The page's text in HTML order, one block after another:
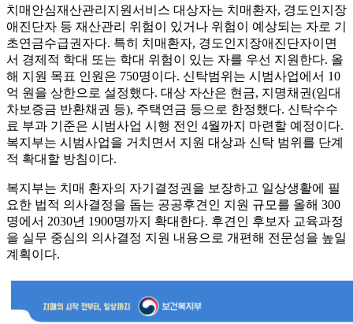
치매안심재산관리지원서비스 대상자는 치매환자, 경도인지장
애진단자 등 재산관리 위험이 있거나 위험이 예상되는 자로 기
초연금수급권자다. 특히 치매환자, 경도인지장애진단자이면
서 경제적 학대 또는 학대 위험이 있는 자를 우선 지원한다. 올
해 지원 목표 인원은 750명이다. 신탁범위는 시범사업에서 10
억 원을 상한으로 설정했다. 대상 자산은 현금, 지명채권(임대
차보증금 반환채권 등), 주택연금 등으로 한정했다. 신탁수수
료 부과 기준은 시범사업 시행 전인 4월까지 마련할 예정이다.
복지부는 시범사업을 거치면서 지원 대상과 신탁 범위를 단계
적 확대할 방침이다.
복지부는 치매 환자의 자기결정권을 보장하고 일상생활에 필
요한 법적 의사결정을 돕는 공공후견인 지원 규모를 올해 300
명에서 2030년 1900명까지 확대한다. 후견인 후보자 교육과정
을 실무 중심의 의사결정 지원 내용으로 개편해 전문성을 높일
계획이다.